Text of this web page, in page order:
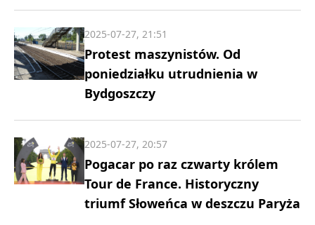
Protest maszynistów. Od
poniedziałku utrudnienia w
Bydgoszczy
2025-07-27, 21:51
Pogacar po raz czwarty królem
Tour de France. Historyczny
triumf Słoweńca w deszczu Paryża
2025-07-27, 20:57